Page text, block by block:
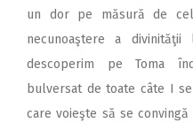
un dor pe măsură de
necunoaştere a
descoperim pe Toma
bulversat de toate câte I
care voieşte să se